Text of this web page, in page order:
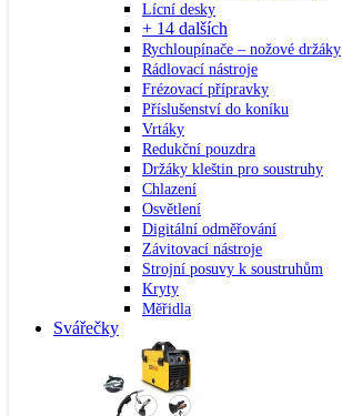
Lícní desky
+ 14 dalších
Rychloupínače – nožové držáky
Rádlovací nástroje
Frézovací přípravky
Příslušenství do koníku
Vrtáky
Redukční pouzdra
Držáky kleštin pro soustruhy
Chlazení
Osvětlení
Digitální odměřování
Závitovací nástroje
Strojní posuvy k soustruhům
Kryty
Měřidla
Svářečky